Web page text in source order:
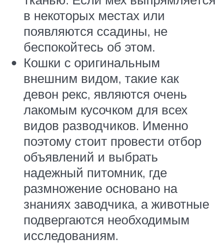
в некоторых местах или
появляются ссадины, не
беспокойтесь об этом.
Кошки с оригинальным
внешним видом, такие как
девон рекс, являются очень
лакомым кусочком для всех
видов разводчиков. Именно
поэтому стоит провести отбор
объявлений и выбрать
надежный питомник, где
размножение основано на
знаниях заводчика, а животные
подвергаются необходимым
исследованиям.